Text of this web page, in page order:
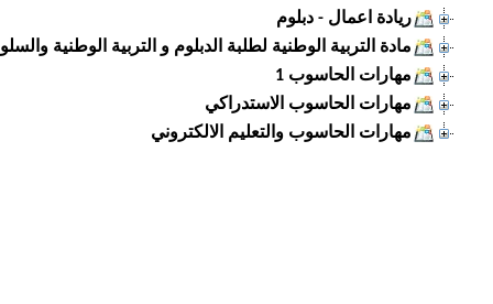
ريادة اعمال - دبلوم
مادة التربية الوطنية لطلبة الدبلوم و التربية الوطنية
مهارات الحاسوب 1
مهارات الحاسوب الاستدراكي
مهارات الحاسوب والتعليم الالكتروني